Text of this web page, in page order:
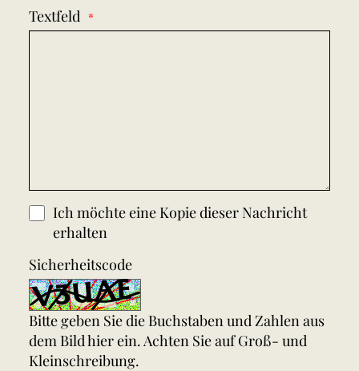
Textfeld
Ich möchte eine Kopie dieser Nachricht
erhalten
Sicherheitscode
Bitte geben Sie die Buchstaben und Zahlen aus
dem Bild hier ein. Achten Sie auf Groß- und
Kleinschreibung.